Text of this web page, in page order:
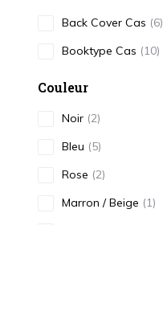
Back Cover Cas (6)
Booktype Cas (10)
Couleur
Noir (2)
Bleu (5)
Rose (2)
Marron / Beige (1)